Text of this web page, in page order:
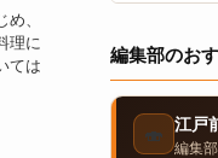
、
理に
ては
編集部のお
🍣 江戸
編集